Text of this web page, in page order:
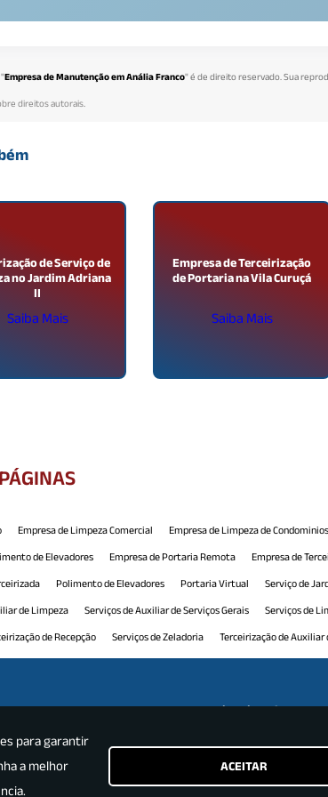
Empresa de Manutenção em Anália Franco" é de direito reservado. Sua
direitos autorais.
de Serviço de
no Jardim Adriana
II
Saiba Mais
Empresa de Terceirização
de Portaria na Vila Curuçá
Saiba Mais
PÁGINAS
Empresa de Limpeza Comercial Empresa de Limpeza de Condominios
de Elevadores
Empresa de Portaria Remota Empresa de
Polimento de Elevadores Portaria Virtual Serviço de
de Limpeza
Serviços de Auxiliar de Serviços Gerais Serviços de
de Recepção
Serviços de Zeladoria Terceirização de
e Conservação
Terceirização de Manutenção Comercial
Institucional
Home
Empresa
Produtos
para garantir
a melhor
ACEITAR